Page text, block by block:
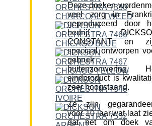
Deze doeken
veel zorg in
geproduceerd door
bedrijf
CONSTANT en
speciaal ontworpen
gebruik
buitenzonwering.
eindproduct is
zeer hoogstaand.
Ze zijn
voor 10 jaar,wat laat
dat het om doek